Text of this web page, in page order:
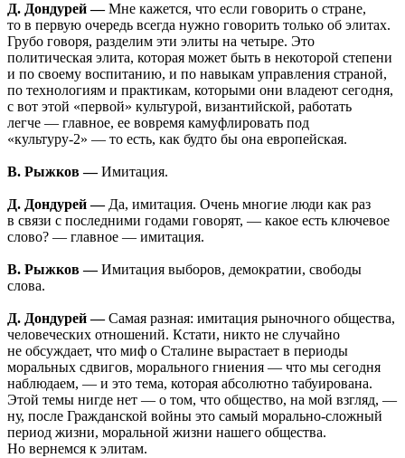
Д. Дондурей —Мне кажется, что если говорить о стране,
то в первую очередь всегда нужно говорить только об элитах.
Грубо говоря, разделим эти элиты на четыре. Это
политическая элита, которая может быть в некоторой степени
и по своему воспитанию, и по навыкам управления страной,
по технологиям и практикам, которыми они владеют сегодня,
с вот этой «первой» культурой, византийской, работать
легче — главное, ее вовремя камуфлировать под
«культуру-2» — то есть, как будто бы она европейская.
В. Рыжков —Имитация.
Д. Дондурей —Да, имитация. Очень многие люди как раз
в связи с последними годами говорят, — какое есть ключевое
слово? — главное — имитация.
В. Рыжков —Имитация выборов, демократии, свободы
слова.
Д. Дондурей —Самая разная: имитация рыночного общества,
человеческих отношений. Кстати, никто не случайно
не обсуждает, что миф о Сталине вырастает в периоды
моральных сдвигов, морального гниения — что мы сегодня
наблюдаем, — и это тема, которая абсолютно табуирована.
Этой темы нигде нет — о том, что общество, на мой взгляд, —
ну, после Гражданской войны это самый морально-сложный
период жизни, моральной жизни нашего общества.
Но вернемся к элитам.